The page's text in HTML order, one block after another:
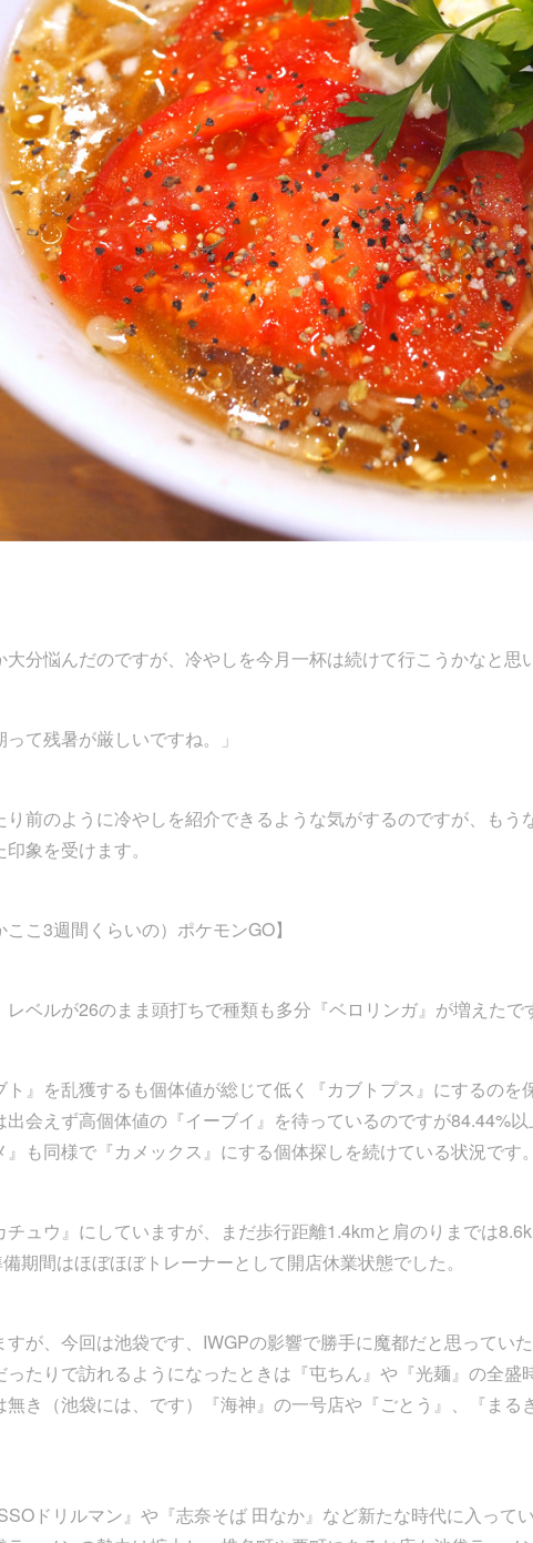
分悩んだのですが、冷やしを今月一杯は続けて行こうかなと思
って残暑が厳しいですね。」
り前のように冷やしを紹介できるような気がするのですが、もう
象を受けます。
ここ3週間くらいの）ポケモンGO】
ベルが26のまま頭打ちで種類も多分『ベロリンガ』が増えたで
』を乱獲するも個体値が総じて低く『カブトプス』にするのを
出会えず高個体値の『イーブイ』を待っているのですが84.44%
も同様で『カメックス』にする個体探しを続けている状況です。
ュウ』にしていますが、まだ歩行距離1.4kmと肩のりまでは
期間はほぼほぼトレーナーとして開店休業状態でした。
すが、今回は池袋です、IWGPの影響で勝手に魔都だと思ってい
たりで訪れるようになったときは『屯ちん』や『光麺』の全盛
無き（池袋には、です）『海神』の一号店や『ごとう』、『まる
ドリルマン』や『志奈そば 田なか』など新たな時代に入って